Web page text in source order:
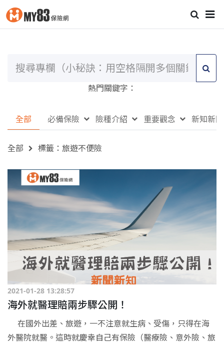
熱門關鍵字：
全部 必備保險 險種介紹 重要觀念 新知新聞
全部 標籤：旅遊不便險
2021-01-28 13:28:57
海外就醫理賠兩步驟公開！
在國外出差、旅遊，一不注意就生病、受傷，只得在海
外醫院就醫。這時就慶幸自己有保險（醫療險、意外險、旅